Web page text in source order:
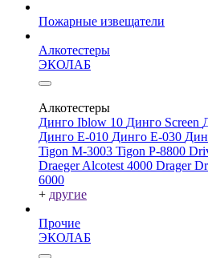
Пожарные извещатели
Алкотестеры
ЭКОЛАБ
Алкотестеры
Динго Iblow 10 Динго Screen
Динго Е-010 Динго Е-030
Tigon M-3003 Tigon P-8800
Draeger Alcotest 4000 Drager
6000
+ другие
Прочие
ЭКОЛАБ